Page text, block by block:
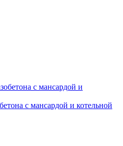
с мансардой и котельной